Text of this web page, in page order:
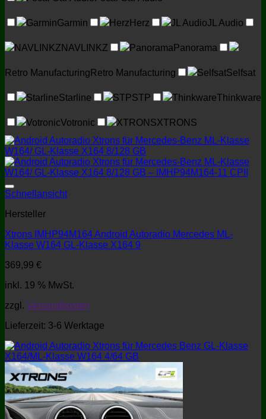
GarminGarmin Herz Herz JL AudioJL Audio
NAVLINKZ NAVLINKZ Panorama Panorama
Retro Manufacturing Retro Manufacturing SelfsatSelfsat
StarlineStarline STPSTP ThinkwareThinkware
VotronicVotronic XTRONSXTRONS
Schnellansicht
Hersteller
Xtrons IMHP94M164 Android Autoradio Mercedes ML-
Klasse W164 GL-Klasse X164 9
369,99 €
inkl. 19 % MwSt.
zzgl. Versandkosten
Lieferzeit: 3-6 Werktage